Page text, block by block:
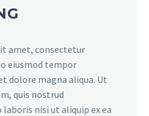
amet, consectetur
eiusmod tempor
dolore magna aliqua. Ut
quis nostrud
nisi ut aliquip ex ea